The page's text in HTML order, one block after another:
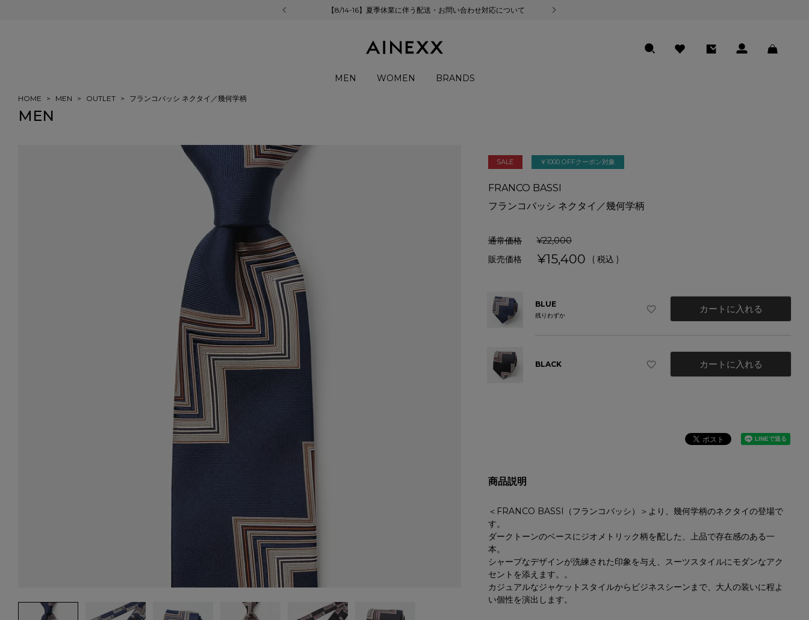
【8/14-16】夏季休業に伴う配送・お問い合わせ対応について
MEN WOMEN BRANDS
HOME MEN OUTLET フランコバッシ ネクタイ／幾何学柄
MEN
SALE ￥1000 OFFクーポン対象
FRANCO BASSI
フランコバッシ ネクタイ／幾何学柄
通常価格 ¥22,000
¥15,400 税込
BLUE
残りわずか
カートに入れる
BLACK カートに入れる
商品説明
＜FRANCO BASSI（フランコバッシ）＞より、幾何学柄のネクタイの登場で
す。
ダークトーンのベースにジオメトリック柄を配した、上品で存在感のある一
本。
シャープなデザインが洗練された印象を与え、スーツスタイルにモダンなアク
セントを添えます。。
カジュアルなジャケットスタイルからビジネスシーンまで、大人の装いに程よ
い個性を演出します。